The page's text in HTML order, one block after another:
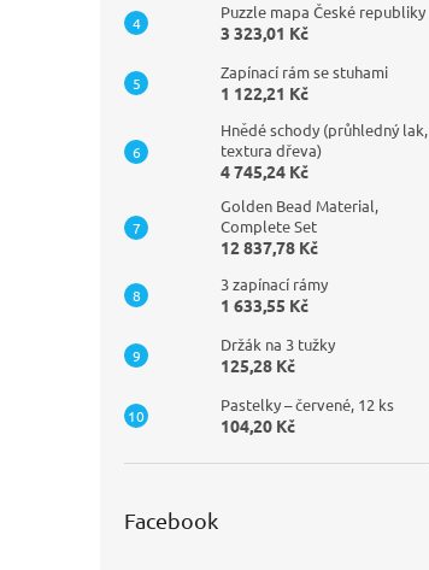
Puzzle mapa České republiky
3 323,01 Kč
Zapínací rám se stuhami
1 122,21 Kč
Hnědé schody (průhledný lak,
textura dřeva)
4 745,24 Kč
Golden Bead Material,
Complete Set
12 837,78 Kč
3 zapínací rámy
1 633,55 Kč
Držák na 3 tužky
125,28 Kč
Pastelky – červené, 12 ks
104,20 Kč
Facebook